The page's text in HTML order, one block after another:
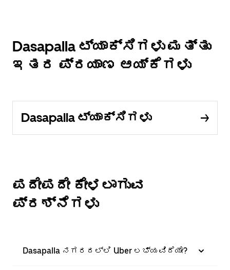
Dasapalla ಟ್ಯಾಕ್ಸಿಗಳು ಮತ್ತು
ಇತರ ಪ್ರಯಾಣ ಆಯ್ಕೆಗಳು
Dasapalla ಟ್ಯಾಕ್ಸಿಗಳು
ಪದೇಪದೇ ಕೇಳಲಾಗುವ
ಪ್ರಶ್ನೆಗಳು
Dasapalla ನಗರದಲ್ಲಿ Uber ಲಭ್ಯವಿದೆಯೇ?